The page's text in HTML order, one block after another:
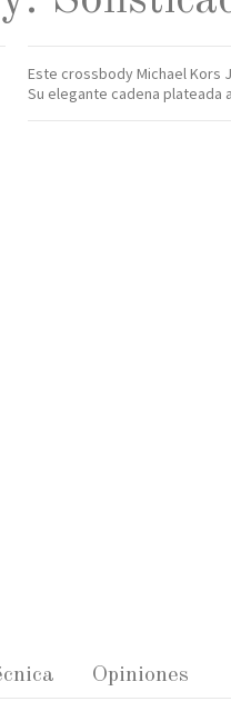
Este crossbody Michael Kors
Su elegante cadena plateada
Opiniones